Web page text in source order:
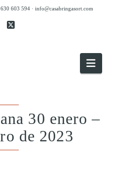
603 594 · info@casabringasort.com
30 enero –
de 2023